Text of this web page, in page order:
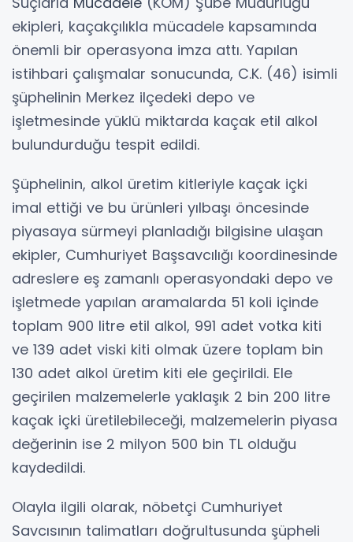
ekipleri, kaçakçılıkla mücadele kapsamında
önemli bir operasyona imza attı. Yapılan
istihbari çalışmalar sonucunda, C.K. (46) isimli
şüphelinin Merkez ilçedeki depo ve
işletmesinde yüklü miktarda kaçak etil alkol
bulundurduğu tespit edildi.
Şüphelinin, alkol üretim kitleriyle kaçak içki
imal ettiği ve bu ürünleri yılbaşı öncesinde
piyasaya sürmeyi planladığı bilgisine ulaşan
ekipler, Cumhuriyet Başsavcılığı koordinesinde
adreslere eş zamanlı operasyondaki depo ve
işletmede yapılan aramalarda 51 koli içinde
toplam 900 litre etil alkol, 991 adet votka kiti
ve 139 adet viski kiti olmak üzere toplam bin
130 adet alkol üretim kiti ele geçirildi. Ele
geçirilen malzemelerle yaklaşık 2 bin 200 litre
kaçak içki üretilebileceği, malzemelerin piyasa
değerinin ise 2 milyon 500 bin TL olduğu
kaydedildi.
Olayla ilgili olarak, nöbetçi Cumhuriyet
Savcısının talimatları doğrultusunda şüpheli